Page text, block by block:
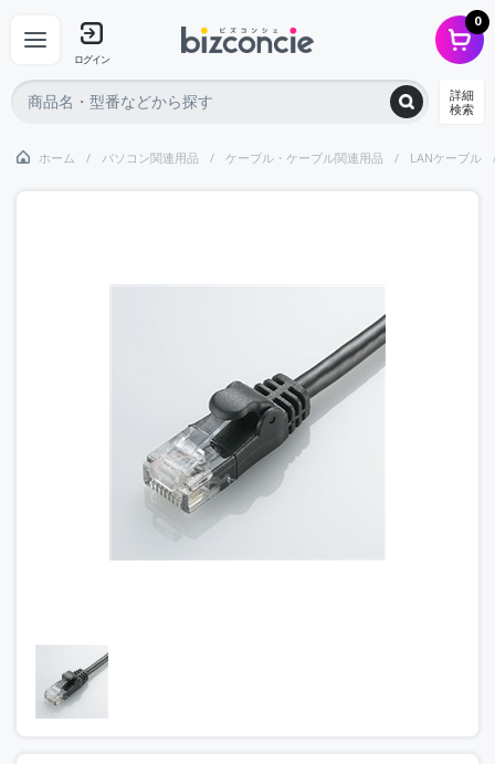
ログイン
0
詳細
検索
ホーム パソコン関連用品 ケーブル・ケーブル関連用品 LANケーブル